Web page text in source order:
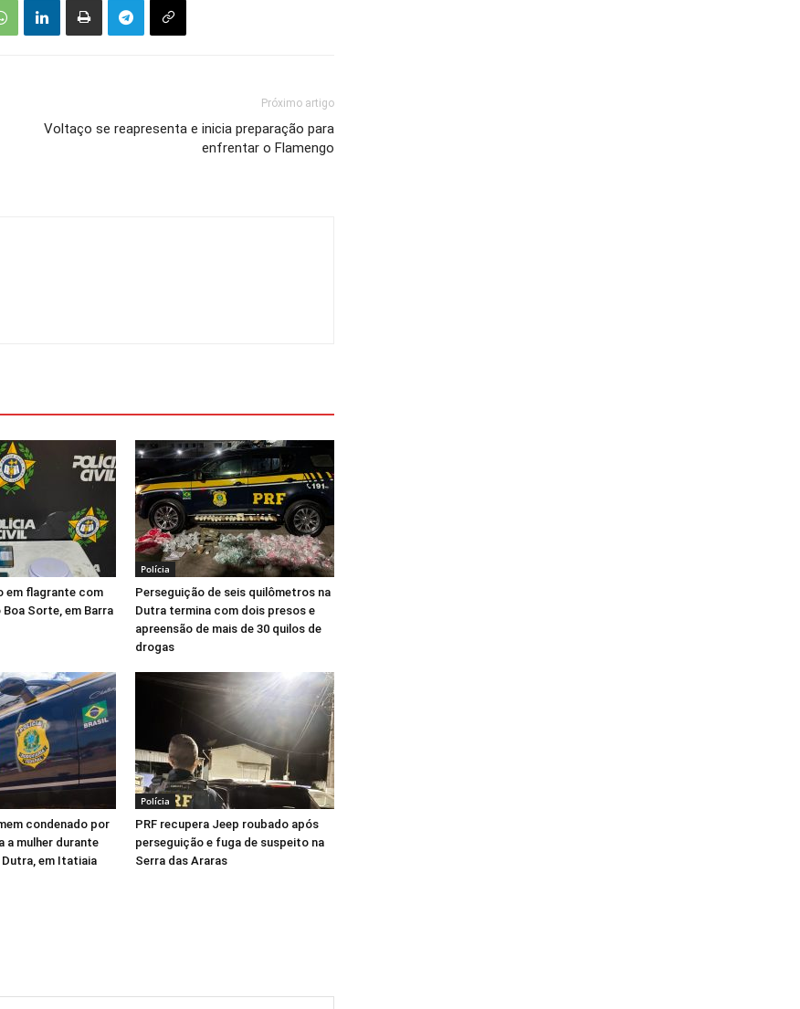
Próximo artigo
Voltaço se reapresenta e inicia preparação para
enfrentar o Flamengo
em flagrante com
Sorte, em Barra
Polícia
Perseguição de seis quilômetros na
Dutra termina com dois presos e
apreensão de mais de 30 quilos de
drogas
condenado por
a mulher durante
em Itatiaia
Polícia
PRF recupera Jeep roubado após
perseguição e fuga de suspeito na
Serra das Araras